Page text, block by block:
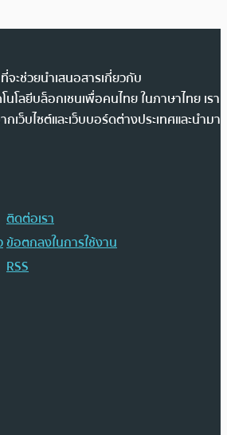
ะช่วยนำเสนอสารเกี่ยวกับ
นโลยีบล็อกเชนเพื่อคนไทย ในภาษาไทย เรา
ว็บไซต์และเว็บบอร์ดต่างประเทศและนำมา
ติดต่อเรา
ข้อตกลงในการใช้งาน
RSS